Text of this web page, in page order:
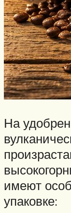
На
имеют
упаковке: